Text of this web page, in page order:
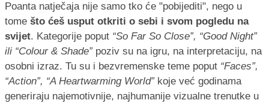
Poanta natječaja nije samo tko će "pobijediti", nego u
tome što ćeš usput otkriti o sebi i svom pogledu na
svijet. Kategorije poput “So Far So Close”, “Good Night”
ili “Colour & Shade”poziv su na igru, na interpretaciju, na
osobni izraz. Tu su i bezvremenske teme poput “Faces”,
“Action”, “A Heartwarming World”koje već godinama
generiraju najemotivnije, najhumanije vizualne trenutke u